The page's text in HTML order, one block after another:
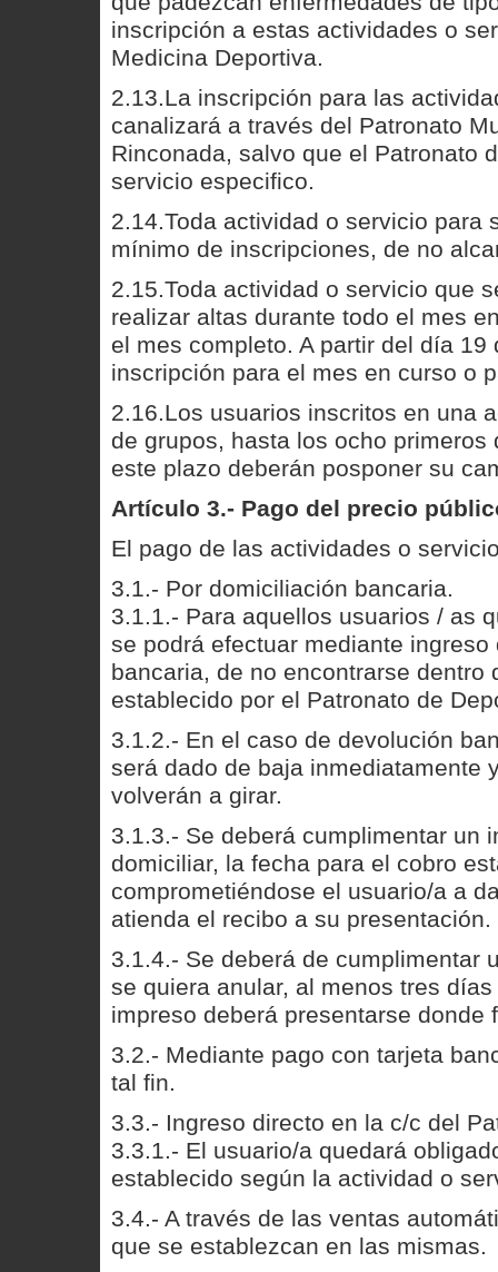
inscripción a estas actividades o
Medicina Deportiva.
2.13.La inscripción para las
canalizará a través del Patronato
Rinconada, salvo que el Patronato
servicio especifico.
2.14.Toda actividad o servicio para
mínimo de inscripciones, de no
2.15.Toda actividad o servicio que
realizar altas durante todo el mes
el mes completo. A partir del día
inscripción para el mes en curso o
2.16.Los usuarios inscritos en una
de grupos, hasta los ocho
este plazo deberán posponer su
Artículo 3.- Pago del precio
El pago de las actividades o
3.1.- Por domiciliación bancaria.
3.1.1.- Para aquellos usuarios / as
se podrá efectuar mediante
bancaria, de no encontrarse
establecido por el Patronato de
3.1.2.- En el caso de devolución
será dado de baja inmediatamente
volverán a girar.
3.1.3.- Se deberá cumplimentar un
domiciliar, la fecha para el cobro
comprometiéndose el usuario/a a
atienda el recibo a su presentación.
3.1.4.- Se deberá de cumplimentar
se quiera anular, al menos tres
impreso deberá presentarse
3.2.- Mediante pago con tarjeta
tal fin.
3.3.- Ingreso directo en la c/c del
3.3.1.- El usuario/a quedará
establecido según la actividad o
3.4.- A través de las ventas
que se establezcan en las mismas.